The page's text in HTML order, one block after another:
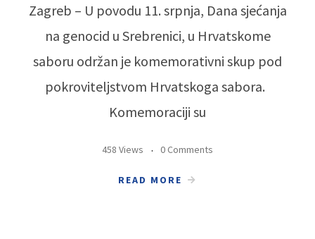
Zagreb – U povodu 11. srpnja, Dana sjećanja
na genocid u Srebrenici, u Hrvatskome
saboru održan je komemorativni skup pod
pokroviteljstvom Hrvatskoga sabora.
Komemoraciji su
458 Views 0 Comments
READ MORE